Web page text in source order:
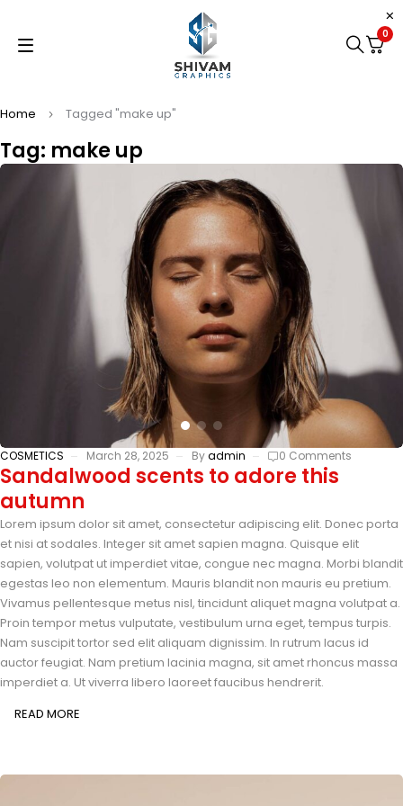
0
Tag: make up
Home Tagged "make up"
COSMETICS March 28, 2025 Byadmin 0 Comments
Sandalwood scents to adore this
autumn
Lorem ipsum dolor sit amet, consectetur adipiscing elit. Donec porta
et nisi at sodales. Integer sit amet sapien magna. Quisque elit
sapien, volutpat ut imperdiet vitae, congue nec magna. Morbi blandit
egestas leo non elementum. Mauris blandit non mauris eu pretium.
Vivamus pellentesque metus nisl, tincidunt aliquet magna volutpat a.
Proin tempor metus vulputate, vestibulum urna eget, tempus turpis.
Nam suscipit tortor sed elit aliquam dignissim. In rutrum lacus id
auctor feugiat. Nam pretium lacinia magna, sit amet rhoncus massa
imperdiet a. Ut viverra libero laoreet faucibus hendrerit.
READ MORE